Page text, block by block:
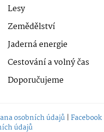
Lesy
Zemědělství
Jaderná energie
Cestování a volný čas
Doporučujeme
osobních údajů | Facebook
údajů